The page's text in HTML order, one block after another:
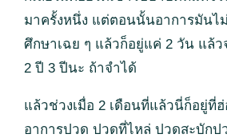
มาครั้งหนึ่ง แต่ตอนนั้นอาการมันไ
ศึกษาเฉย ๆ แล้วก็อยู่แค่ 2 วัน แล้ว
2 ปี 3 ปีนะ ถ้าจำได้
แล้วช่วงเมื่อ 2 เดือนที่แล้วนี่ก็อยู่ที่
อาการปวด ปวดที่ไหล่ ปวดสะบักป